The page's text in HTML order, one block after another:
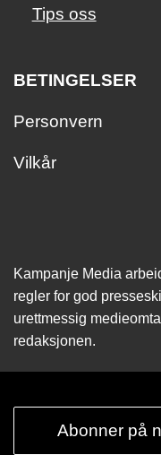
Tips oss
BETINGELSER
Personvern
Vilkår
Kampanje Media
regler for god
urettmessig
redaksjonen.
Abonner på